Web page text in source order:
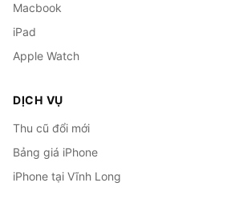
Macbook
iPad
Apple Watch
DỊCH VỤ
Thu cũ đổi mới
Bảng giá iPhone
iPhone tại Vĩnh Long